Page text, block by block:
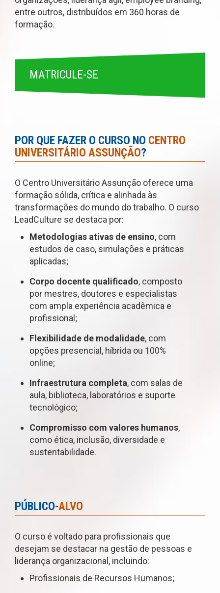
entre outros, distribuídos em 360 horas de
formação.
MATRICULE-SE
POR QUE FAZER O CURSO NO CENTRO
UNIVERSITÁRIO ASSUNÇÃO?
O Centro Universitário Assunção oferece uma
formação sólida, crítica e alinhada às
transformações do mundo do trabalho. O curso
LeadCulture se destaca por:
Metodologias ativas de ensino, com
estudos de caso, simulações e práticas
aplicadas;
Corpo docente qualificado, composto
por mestres, doutores e especialistas
com ampla experiência acadêmica e
profissional;
Flexibilidade de modalidade, com
opções presencial, híbrida ou 100%
online;
Infraestrutura completa, com salas de
aula, biblioteca, laboratórios e suporte
tecnológico;
Compromisso com valores humanos,
como ética, inclusão, diversidade e
sustentabilidade.
PÚBLICO-ALVO
O curso é voltado para profissionais que
desejam se destacar na gestão de pessoas e
liderança organizacional, incluindo:
Profissionais de Recursos Humanos;